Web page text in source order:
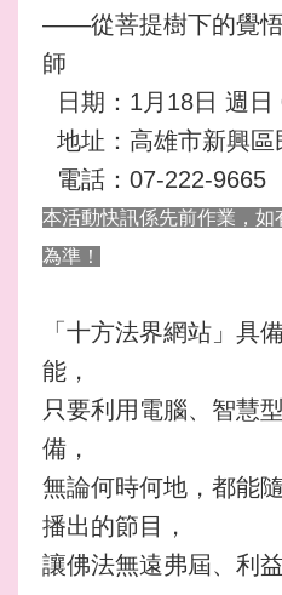
——從菩提樹下的覺
師
日期：1月18日 週日
地址 ： 高雄市新興
電話 ： 07-222-9665
本活動快訊係先前作業，
為準！
「十方法界網站」具
能，
只要利用電腦、智慧
備，
無論何時何地，都能
播出的節目，
讓佛法無遠弗屆、利益